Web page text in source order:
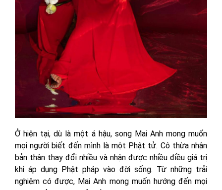
Ở hiện tại, dù là một á hậu, song Mai Anh mong muốn
mọi người biết đến mình là một Phật tử. Cô thừa nhận
bản thân thay đổi nhiều và nhận được nhiều điều giá trị
khi áp dụng Phật pháp vào đời sống. Từ những trải
nghiệm có được, Mai Anh mong muốn hướng đến mọi